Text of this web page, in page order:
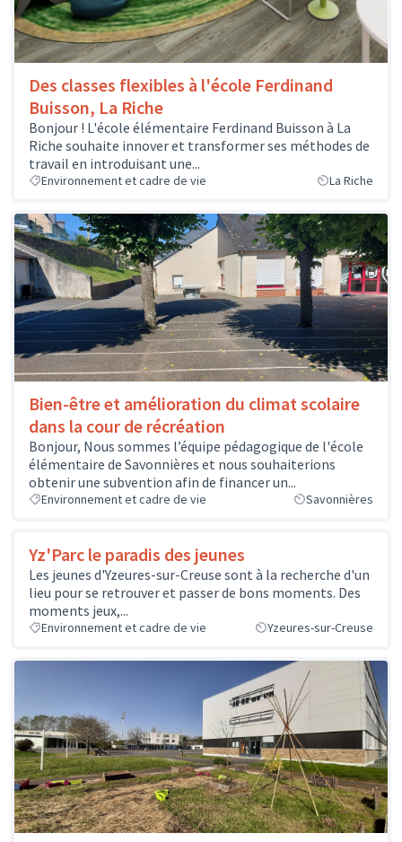
Des classes flexibles à l'école Ferdinand
Buisson, La Riche
Bonjour ! L'école élémentaire Ferdinand Buisson à La
Riche souhaite innover et transformer ses méthodes de
travail en introduisant une...
Environnement et cadre de vie La Riche
Bien-être et amélioration du climat scolaire
dans la cour de récréation
Bonjour, Nous sommes l’équipe pédagogique de l'école
élémentaire de Savonnières et nous souhaiterions
obtenir une subvention afin de financer un...
Environnement et cadre de vie Savonnières
Yz'Parc le paradis des jeunes
Les jeunes d'Yzeures-sur-Creuse sont à la recherche d'un
lieu pour se retrouver et passer de bons moments. Des
moments jeux,...
Environnement et cadre de vie Yzeures-sur-Creuse